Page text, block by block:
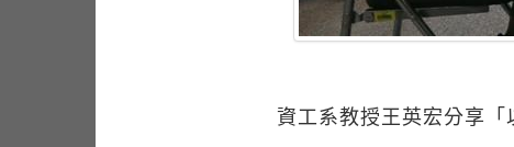
資工系教授王英宏分享「